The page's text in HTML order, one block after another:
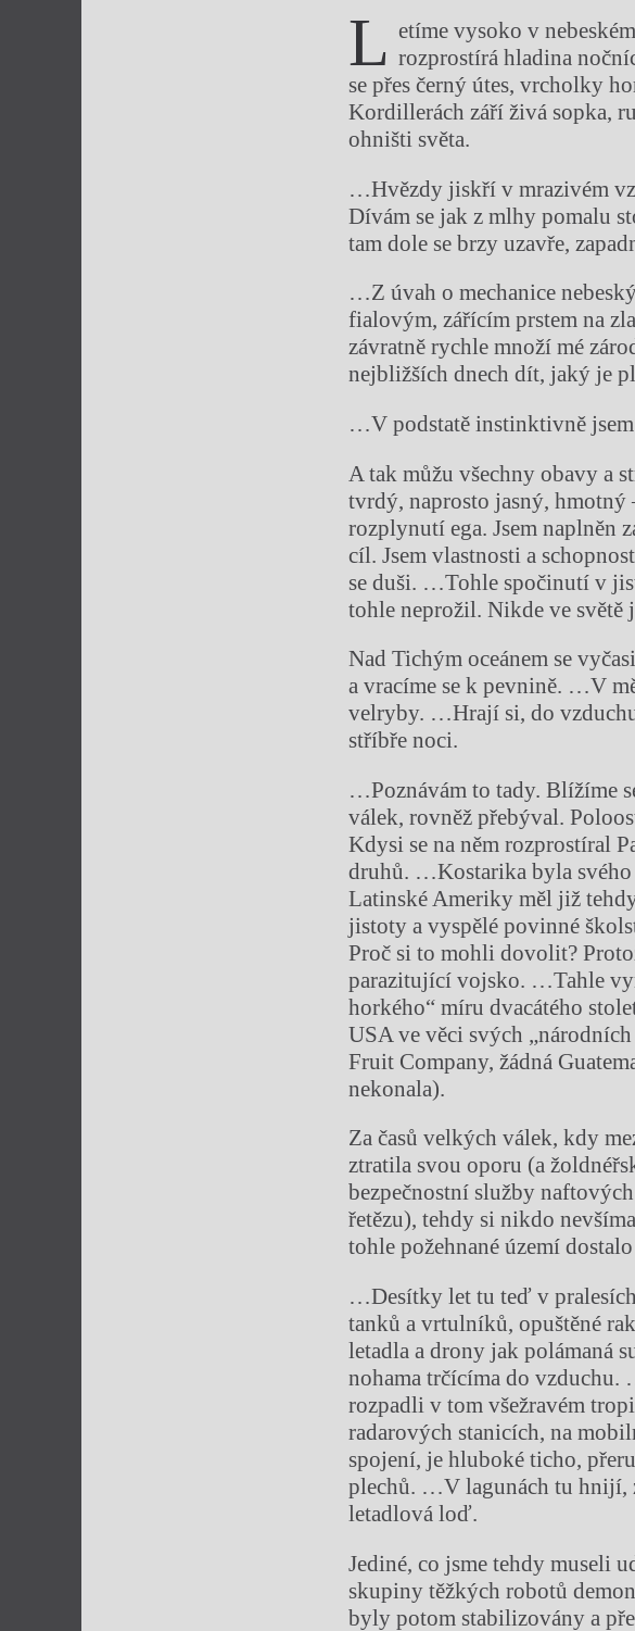
L etíme vysoko v
rozprostírá hladina
se přes černý útes, vrcholky
Kordillerách září živá sopka,
ohništi světa.
…Hvězdy jiskří v mrazivém
Dívám se jak z mlhy pomalu
tam dole se brzy uzavře,
…Z úvah o mechanice
fialovým, zářícím prstem na
závratně rychle množí mé
nejbližších dnech dít, jaký je
…V podstatě instinktivně
A tak můžu všechny obavy a
tvrdý, naprosto jasný,
rozplynutí ega. Jsem naplněn
cíl. Jsem vlastnosti a
se duši. …Tohle spočinutí v
tohle neprožil. Nikde ve světě
Nad Tichým oceánem se
a vracíme se k pevnině. …V
velryby. …Hrají si, do
stříbře noci.
…Poznávám to tady. Blížíme
válek, rovněž přebýval.
Kdysi se na něm rozprostíral
druhů. …Kostarika byla svého
Latinské Ameriky měl již
jistoty a vyspělé povinné
Proč si to mohli dovolit?
parazitující vojsko. …Tahle
horkého“ míru dvacátého
USA ve věci svých
Fruit Company, žádná
nekonala).
Za časů velkých válek, kdy
ztratila svou oporu (a
bezpečnostní služby
řetězu), tehdy si nikdo
tohle požehnané území
…Desítky let tu teď v
tanků a vrtulníků, opuštěné
letadla a drony jak polámaná
nohama trčícíma do
rozpadli v tom všežravém
radarových stanicích, na
spojení, je hluboké ticho,
plechů. …V lagunách tu hnijí,
letadlová loď.
Jediné, co jsme tehdy museli
skupiny těžkých robotů
byly potom stabilizovány a